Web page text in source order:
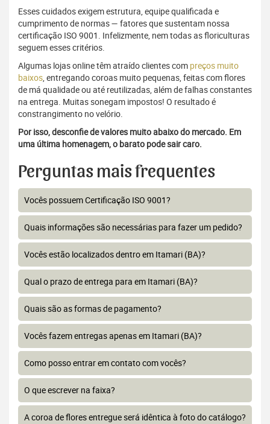
Esses cuidados exigem estrutura, equipe qualificada e
cumprimento de normas — fatores que sustentam nossa
certificação ISO 9001. Infelizmente, nem todas as floriculturas
seguem esses critérios.
Algumas lojas online têm atraído clientes com preços muito
baixos, entregando coroas muito pequenas, feitas com flores
de má qualidade ou até reutilizadas, além de falhas constantes
na entrega. Muitas sonegam impostos! O resultado é
constrangimento no velório.
Por isso, desconfie de valores muito abaixo do mercado. Em
uma última homenagem, o barato pode sair caro.
Perguntas mais frequentes
Vocês possuem Certificação ISO 9001?
Quais informações são necessárias para fazer um pedido?
Vocês estão localizados dentro em Itamari (BA)?
Qual o prazo de entrega para em Itamari (BA)?
Quais são as formas de pagamento?
Vocês fazem entregas apenas em Itamari (BA)?
Como posso entrar em contato com vocês?
O que escrever na faixa?
A coroa de flores entregue será idêntica à foto do catálogo?